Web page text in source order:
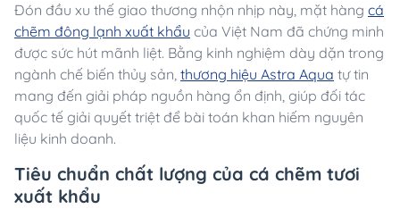
Đón đầu xu thế giao thương nhộn nhịp này, mặt hàng cá
chẽm đông lạnh xuất khẩu của Việt Nam đã chứng minh
được sức hút mãnh liệt. Bằng kinh nghiệm dày dặn trong
ngành chế biến thủy sản, thương hiệu Astra Aqua tự tin
mang đến giải pháp nguồn hàng ổn định, giúp đối tác
quốc tế giải quyết triệt để bài toán khan hiếm nguyên
liệu kinh doanh.
Tiêu chuẩn chất lượng của cá chẽm tươi
xuất khẩu